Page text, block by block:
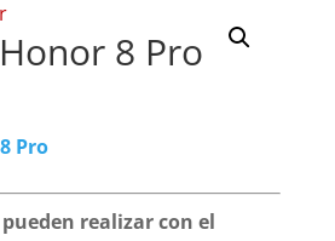
8 Pro
Pro
realizar con el